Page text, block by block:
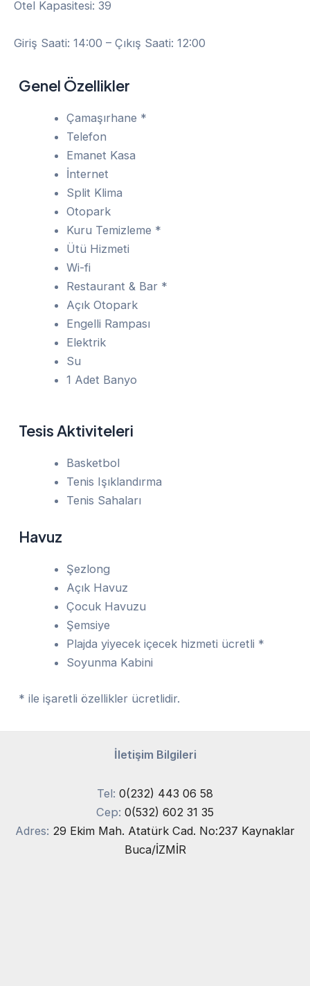
Otel Kapasitesi: 39
Giriş Saati: 14:00 – Çıkış Saati: 12:00
Genel Özellikler
Çamaşırhane *
Telefon
Emanet Kasa
İnternet
Split Klima
Otopark
Kuru Temizleme *
Ütü Hizmeti
Wi-fi
Restaurant & Bar *
Açık Otopark
Engelli Rampası
Elektrik
Su
1 Adet Banyo
Tesis Aktiviteleri
Basketbol
Tenis Işıklandırma
Tenis Sahaları
Havuz
Şezlong
Açık Havuz
Çocuk Havuzu
Şemsiye
Plajda yiyecek içecek hizmeti ücretli *
Soyunma Kabini
* ile işaretli özellikler ücretlidir.
İletişim Bilgileri
Tel: 0(232) 443 06 58
Cep: 0(532) 602 31 35
Adres: 29 Ekim Mah. Atatürk Cad. No:237 Kaynaklar
Buca/İZMİR